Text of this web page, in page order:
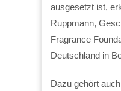
ausgesetzt ist,
Ruppmann,
Fragrance
Deutschland in
Dazu gehört